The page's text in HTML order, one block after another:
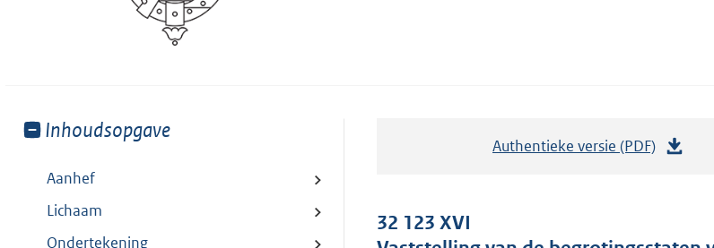
Toon
van:
Inhoudsopgave
Aanhef
Lichaam
Ondertekening
Authentieke versie (PDF)
a
32 123 XVI